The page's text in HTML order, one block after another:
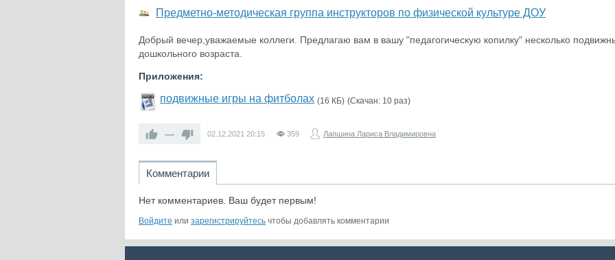
Предметно-методическая группа инструкторов по физической культуре ДОУ
Добрый вечер,уважаемые коллеги. Предлагаю вам в вашу "педагогическую копилку" несколько
дошкольного возраста.
Приложения:
подвижные игры на фитболах (16 КБ) (Скачан: 10 раз)
— 02.12.2021 20:15 359 Лапшина Лариса Владимировна
Комментарии
Нет комментариев. Ваш будет первым!
Войдите или зарегистрируйтесь чтобы добавлять комментарии